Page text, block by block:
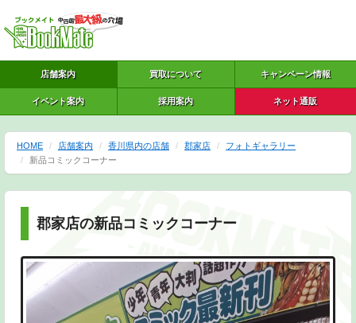
店舗案内 買取について キャンペーン情報
イベント案内 採用案内 ネット通販
HOME 店舗案内 香川県内の店舗 郡家店
フォトギャラリー
新品コミックコーナー
郡家店の新品コミックコーナー